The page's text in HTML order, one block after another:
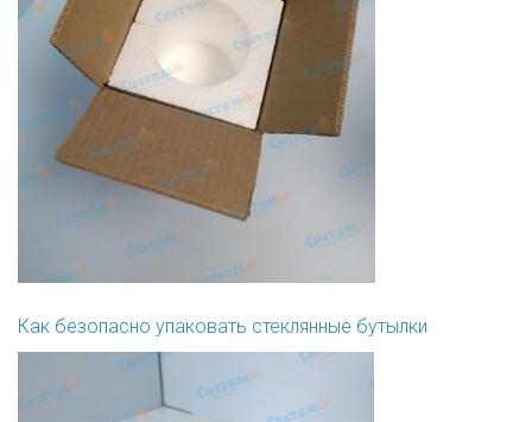
Как безопасно упаковать стеклянные бутылки